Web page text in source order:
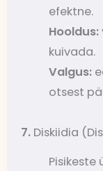
efektne.
Hooldus:
kuivada.
Valgus:
otsest
7. Diskiidia